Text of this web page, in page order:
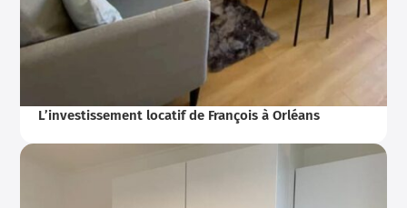
L’investissement locatif de François à Orléans